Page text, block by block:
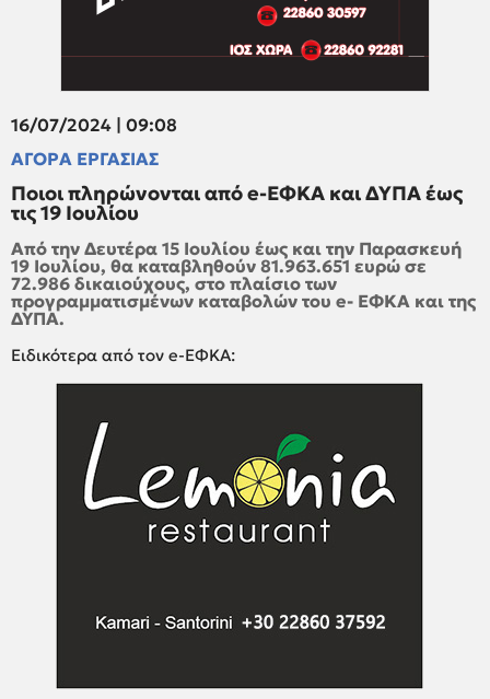
16/07/2024 | 09:08
ΑΓΟΡΑ ΕΡΓΑΣΙΑΣ
Ποιοι πληρώνονται από e-ΕΦΚΑ και ΔΥΠΑ έως
τις 19 Ιουλίου
Από την Δευτέρα 15 Ιουλίου έως και την Παρασκευή
19 Ιουλίου, θα καταβληθούν 81.963.651 ευρώ σε
72.986 δικαιούχους, στο πλαίσιο των
προγραμματισμένων καταβολών του e- ΕΦΚΑ και της
ΔΥΠΑ.
Ειδικότερα από τον e-ΕΦΚΑ: